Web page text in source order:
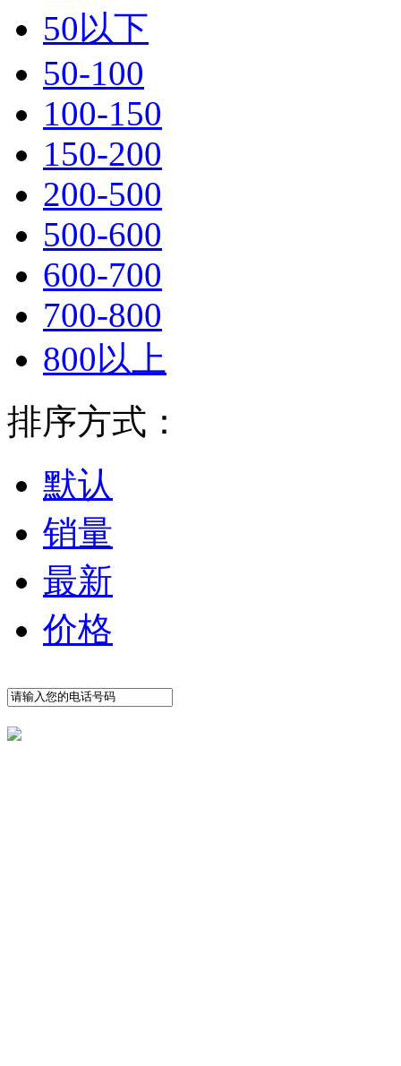
50以下
50-100
100-150
150-200
200-500
500-600
600-700
700-800
800以上
排序方式：
默认
销量
最新
价格